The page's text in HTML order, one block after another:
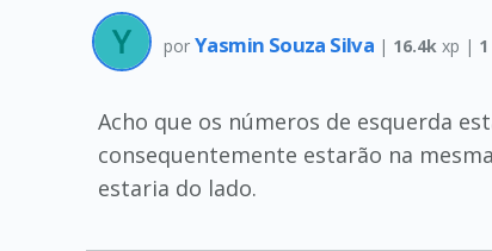
por Yasmin Souza Silva | 16.4k xp | 1
Acho que os números de esquerda
consequentemente estarão na
estaria do lado.